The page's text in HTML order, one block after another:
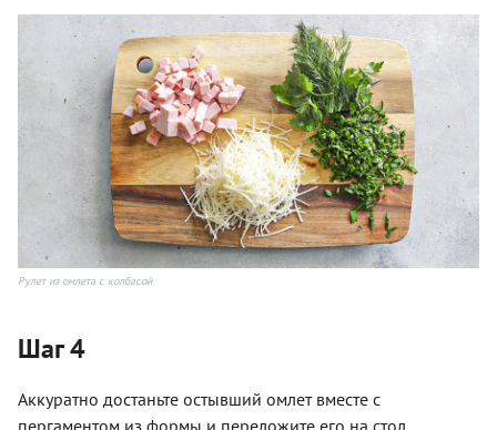
Рулет из омлета с колбасой
Шаг 4
Аккуратно достаньте остывший омлет вместе с